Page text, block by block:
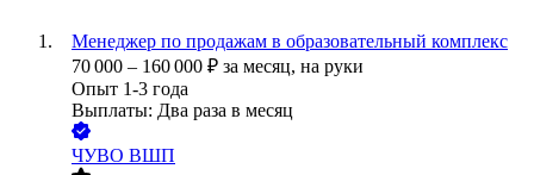
Менеджер по продажам в образовательный комплекс
70 000 – 160 000 ₽ за месяц, на руки
Опыт 1-3 года
Выплаты: Два раза в месяц
ЧУВО ВШП